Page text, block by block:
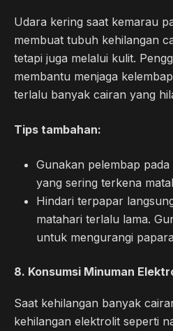
Udara kering saat kemarau
membuat tubuh kehilangan
tetapi juga melalui kulit.
membantu menjaga
terlalu banyak cairan yang
Tips tambahan:
Gunakan pelembap
yang sering terkena
Hindari terpapar
matahari terlalu lama.
untuk mengurangi
8. Konsumsi Minuman
Saat kehilangan banyak
kehilangan elektrolit seperti